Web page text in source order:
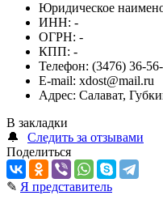
Юридическое
ИНН: -
ОГРН: -
КПП: -
Телефон: (3476) 36-
E-mail: xdost@mail.ru
Адрес: Салават,
В закладки
🔔
Следить за отзывами
Поделиться
✎ Я представитель